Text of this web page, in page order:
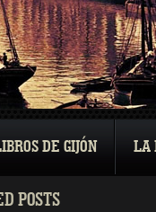
DE GIJÓN LA
POSTS